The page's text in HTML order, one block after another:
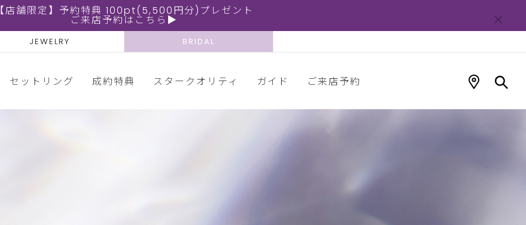
【店舗限定】予約特典 100pt(5,500円分)プレゼント
ご来店予約はこちら▶
JEWELRY BRIDAL
セットリング 成約特典 スタークオリティ ガイド ご来店予約